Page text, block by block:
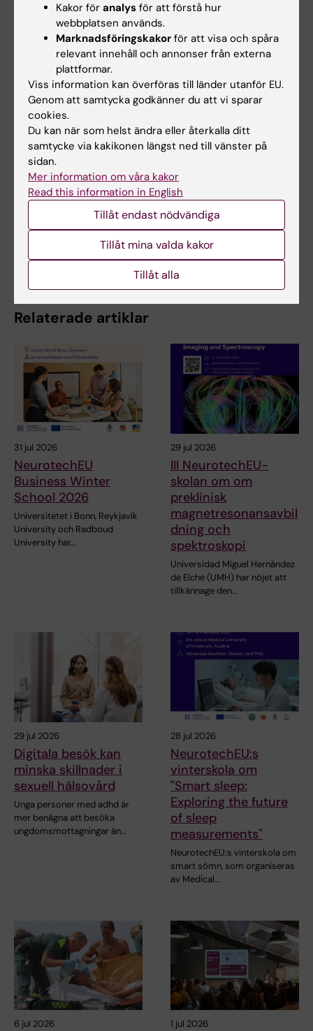
Una Prosell 2024-06-03
Innehållsgranskare:
Sven Bölte
Dela
Relaterat
208 vetenskapligt välgrundade slutsatser om ADHD
i lättläst version
Mer om KIND
Aktuell forskning om adhd
Relaterade artiklar
31 jul 2026
NeurotechEU
Business Winter
School 2026
Universitetet i Bonn, Reykjavík
University och Radboud
University har…
29 jul 2026
III NeurotechEU-
skolan om om
preklinisk
magnetresonansavbil
dning och
spektroskopi
Universidad Miguel Hernández
de Elche (UMH) har nöjet att
tillkännage den…
29 jul 2026
Digitala besök kan
minska skillnader i
sexuell hälsovård
Unga personer med adhd är
mer benägna att besöka
ungdomsmottagningar än…
28 jul 2026
NeurotechEU:s
vinterskola om
"Smart sleep:
Exploring the future
of sleep
measurements"
NeurotechEU:s vinterskola om
smart sömn, som organiseras
av Medical…
6 jul 2026 1 jul 2026
Kakor för analys för att förstå hur
webbplatsen används.
Marknadsföringskakor för att visa och spåra
relevant innehåll och annonser från externa
plattformar.
Viss information kan överföras till länder utanför EU.
Genom att samtycka godkänner du att vi sparar
cookies.
Du kan när som helst ändra eller återkalla ditt
samtycke via kakikonen längst ned till vänster på
sidan.
Mer information om våra kakor
Read this information in English
Tillåt endast nödvändiga
Tillåt mina valda kakor
Tillåt alla